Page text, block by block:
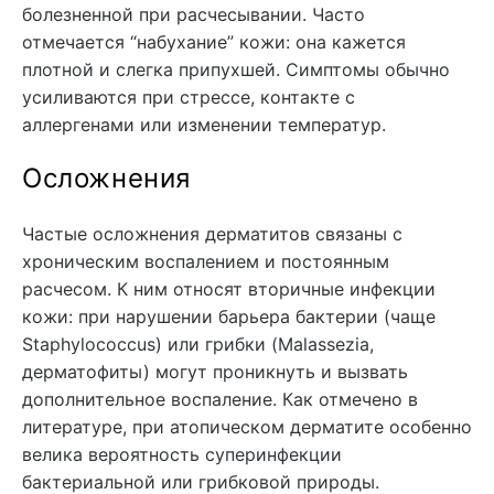
болезненной при расчесывании. Часто
отмечается “набухание” кожи: она кажется
плотной и слегка припухшей. Симптомы обычно
усиливаются при стрессе, контакте с
аллергенами или изменении температур.
Осложнения
Частые осложнения дерматитов связаны с
хроническим воспалением и постоянным
расчесом. К ним относят вторичные инфекции
кожи: при нарушении барьера бактерии (чаще
Staphylococcus) или грибки (Malassezia,
дерматофиты) могут проникнуть и вызвать
дополнительное воспаление. Как отмечено в
литературе, при атопическом дерматите особенно
велика вероятность суперинфекции
бактериальной или грибковой природы.